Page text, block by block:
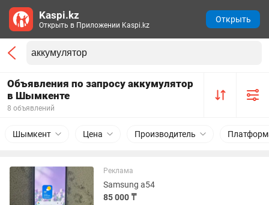
Объявления по запросу аккумулятор
в Шымкенте
8 объявлений
Шымкент Цена Производитель
Реклама
Samsung a54
85 000 ₸
Kaspi.kz
Открыть в Приложении Kaspi.kz
Открыть